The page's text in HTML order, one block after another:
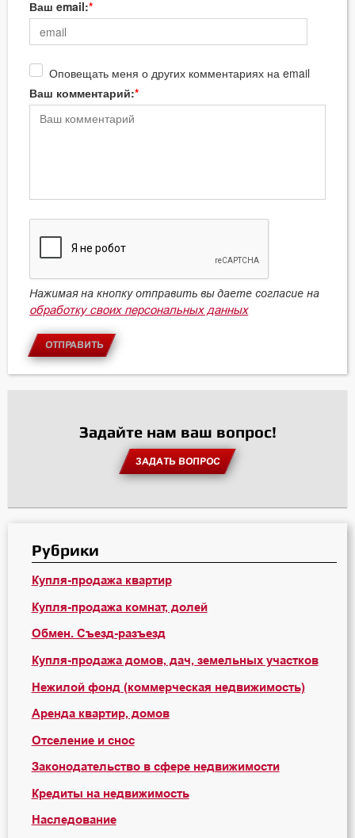
Ваш email:
Оповещать меня о других комментариях на email
Ваш комментарий:
Нажимая на кнопку отправить вы даете согласие на
обработку своих персональных данных
ОТПРАВИТЬ
Задайте нам ваш вопрос!
ЗАДАТЬ ВОПРОС
Рубрики
Купля-продажа квартир
Купля-продажа комнат, долей
Обмен. Съезд-разъезд
Купля-продажа домов, дач, земельных участков
Нежилой фонд (коммерческая недвижимость)
Аренда квартир, домов
Отселение и снос
Законодательство в сфере недвижимости
Кредиты на недвижимость
Наследование